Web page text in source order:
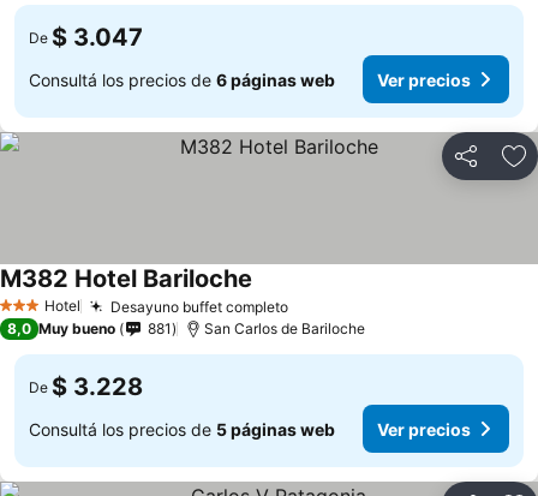
De $ 3.047
Consultá los precios de 6 páginas web Ver precios
Compartir
3 Estrellas
Hotel Desayuno buffet completo
M382 Hotel Bariloche
8,0 Muy bueno 881 San Carlos de Bariloche
De $ 3.228
Consultá los precios de 5 páginas web Ver precios